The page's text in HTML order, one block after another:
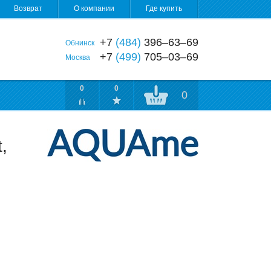
Возврат О компании Где купить
Обнинск +7 (484) 396‒63‒69
Москва +7 (499) 705‒03‒69
0 0
0